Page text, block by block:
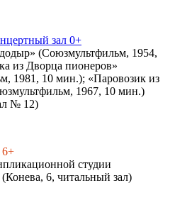
зал 0+
(Союзмультфильм, 1954,
из Дворца пионеров»
1981, 10 мин.); «Паровозик из
1967, 10 мин.)
№ 12)
студии
6, читальный зал)